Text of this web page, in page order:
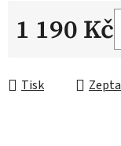
1 190 Kč
Tisk